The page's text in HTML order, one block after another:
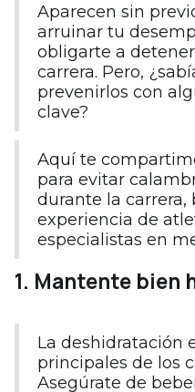
Aparecen sin
arruinar tu
obligarte a
carrera. Pero,
prevenirlos con
clave?
Aquí te
para evitar
durante la carrera,
experiencia de
especialistas en
1. Mantente bien
La deshidratación
principales de los
Asegúrate de